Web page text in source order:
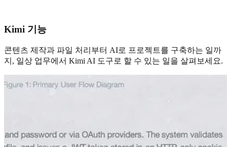
Kimi 기능
콘텐츠 제작과 파일 처리부터 AI로 프로젝트를 구축하는 일까
지, 일상 업무에서 Kimi AI 도구로 할 수 있는 일을 살펴보세요.